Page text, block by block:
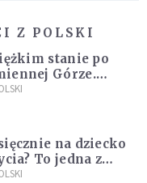
Z POLSKI
stanie po
Górze.
dwóch
na dziecko
To jedna z
"Rozwój